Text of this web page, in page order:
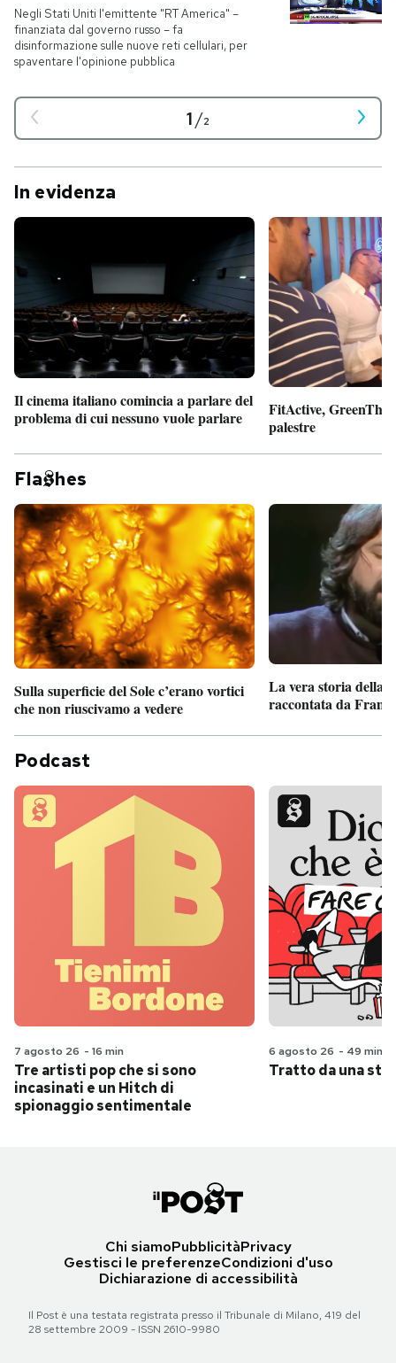
Negli Stati Uniti l'emittente "RT America" –
finanziata dal governo russo – fa
disinformazione sulle nuove reti cellulari, per
spaventare l'opinione pubblica
1/2
In evidenza
Il cinema italiano comincia a parlare del
problema di cui nessuno vuole parlare
FitActive,
palestre
Fla hes
Sulla superficie del Sole c’erano vortici
che non riuscivamo a vedere
La vera storia della
raccontata da
Podcast
7 agosto 26 - 16 min
Tre artisti pop che si sono
incasinati e un Hitch di
spionaggio sentimentale
6 agosto 26 - 49 min
Tratto da una
Chi siamoPubblicitàPrivacy
Gestisci le preferenzeCondizioni d'uso
Dichiarazione di accessibilità
Il Post è una testata registrata presso il Tribunale di Milano, 419 del
28 settembre 2009 - ISSN 2610-9980